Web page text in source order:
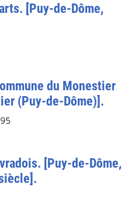
[Puy-de-Dôme,
du Monestier
(Puy-de-Dôme)].
[Puy-de-Dôme,